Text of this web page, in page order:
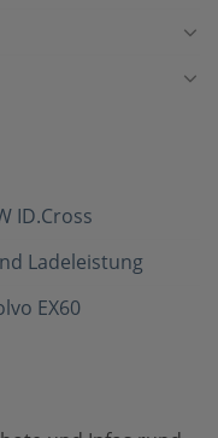
ID.Cross
Ladeleistung
EX60